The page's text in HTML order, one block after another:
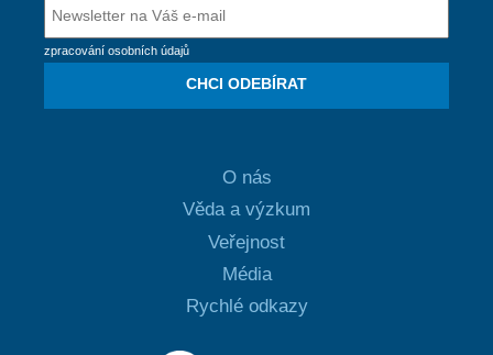
zpracování osobních údajů
CHCI ODEBÍRAT
O nás
Věda a výzkum
Veřejnost
Média
Rychlé odkazy